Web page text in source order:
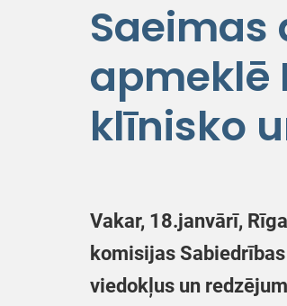
Saeimas
apmeklē
klīnisko
Vakar, 18.janvārī,
komisijas
viedokļus un